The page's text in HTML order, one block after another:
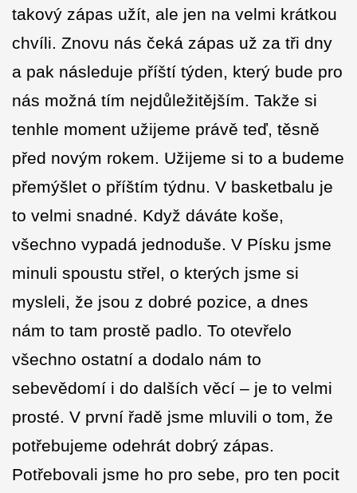
takový zápas užít, ale jen na velmi krátkou
chvíli. Znovu nás čeká zápas už za tři dny
a pak následuje příští týden, který bude pro
nás možná tím nejdůležitějším. Takže si
tenhle moment užijeme právě teď, těsně
před novým rokem. Užijeme si to a budeme
přemýšlet o příštím týdnu. V basketbalu je
to velmi snadné. Když dáváte koše,
všechno vypadá jednoduše. V Písku jsme
minuli spoustu střel, o kterých jsme si
mysleli, že jsou z dobré pozice, a dnes
nám to tam prostě padlo. To otevřelo
všechno ostatní a dodalo nám to
sebevědomí i do dalších věcí – je to velmi
prosté. V první řadě jsme mluvili o tom, že
potřebujeme odehrát dobrý zápas.
Potřebovali jsme ho pro sebe, pro ten pocit